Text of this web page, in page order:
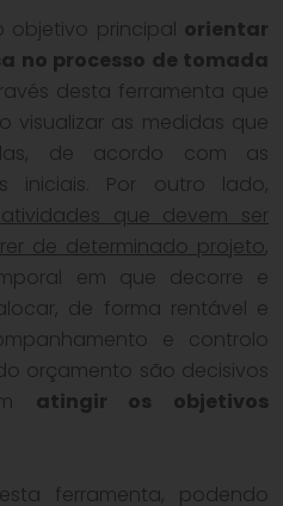
principal orientar
no processo de tomada
desta ferramenta que
visualizar as medidas que
de acordo com as
iniciais. Por outro lado,
que devem ser
de determinado projeto,
em que decorre e
de forma rentável e
e controlo
orçamento são decisivos
atingir os objetivos
ferramenta, podendo